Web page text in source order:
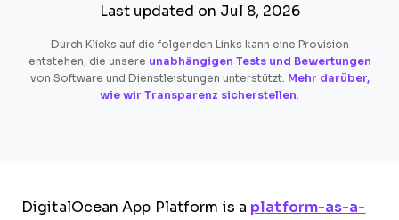
Last updated on Jul 8, 2026
Durch Klicks auf die folgenden Links kann eine Provision
entstehen, die unsere unabhängigen Tests und Bewertungen
von Software und Dienstleistungen unterstützt. Mehr darüber,
wie wir Transparenz sicherstellen.
DigitalOcean App Platform is a platform-as-a-